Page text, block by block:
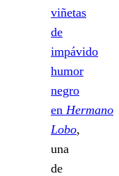
viñetas
de
impávido
humor
negro
en Hermano
Lobo,
una
de